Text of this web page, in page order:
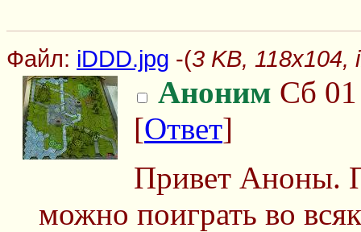
Файл: iDDD.jpg -(3 KB, 118x104,
Аноним Сб
[Ответ]
Привет Аноны.
можно поиграть во